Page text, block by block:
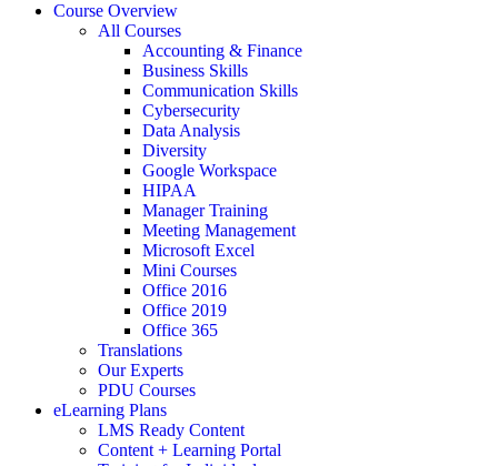
Course Overview
All Courses
Accounting & Finance
Business Skills
Communication Skills
Cybersecurity
Data Analysis
Diversity
Google Workspace
HIPAA
Manager Training
Meeting Management
Microsoft Excel
Mini Courses
Office 2016
Office 2019
Office 365
Translations
Our Experts
PDU Courses
eLearning Plans
LMS Ready Content
Content + Learning Portal